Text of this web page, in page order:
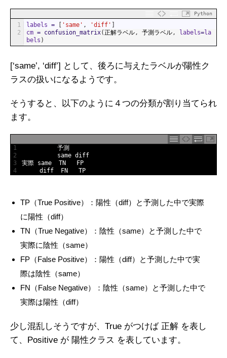
Python
1
2
labels = 'same' , 'diff'
cm = confusion_matrix(正解ラベル, 予測ラベル, labels=la
bels )
[‘same’, ‘diff’] として、後ろに与えたラベルが陽性ク
ラスの扱いになるようです。
そうすると、以下のように４つの分類が割り当てられ
ます。
1
2
3
4
予測
same diff
実際 same TN
FP
diff
FN TP
TP（True Positive）：陽性（diff）と予測した中で実際
に陽性（diff）
TN（True Negative）：陰性（same）と予測した中で
実際に陰性（same）
FP（False Positive）：陽性（diff）と予測した中で実
際は陰性（same）
FN（False Negative）：陰性（same）と予測した中で
実際は陽性（diff）
少し混乱しそうですが、True がつけば 正解 を表し
て、Positive が 陽性クラス を表しています。